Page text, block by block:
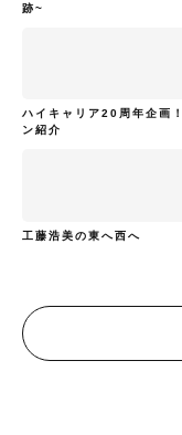
跡~
ハイキャリア20周年企画
ン紹介
工藤浩美の東へ西へ